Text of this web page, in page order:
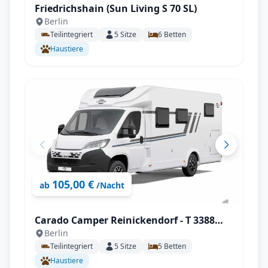
Friedrichshain (Sun Living S 70 SL)
Berlin
Teilintegriert 5Sitze 6 Betten
Haustiere
ab 105,00 € /Nacht
Carado Camper Reinickendorf - T 3388
Palmo Edition mit Solar uvm.
Berlin
Teilintegriert 5Sitze 5 Betten
Haustiere